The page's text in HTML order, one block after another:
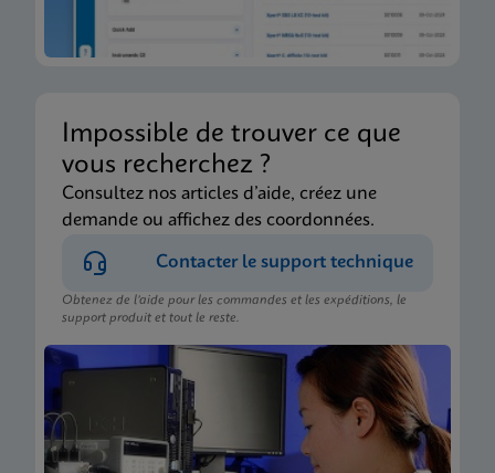
Impossible de trouver ce que
vous recherchez ?
Consultez nos articles d’aide, créez une
demande ou affichez des coordonnées.
Contacter le support technique
Obtenez de l’aide pour les commandes et les expéditions, le
support produit et tout le reste.